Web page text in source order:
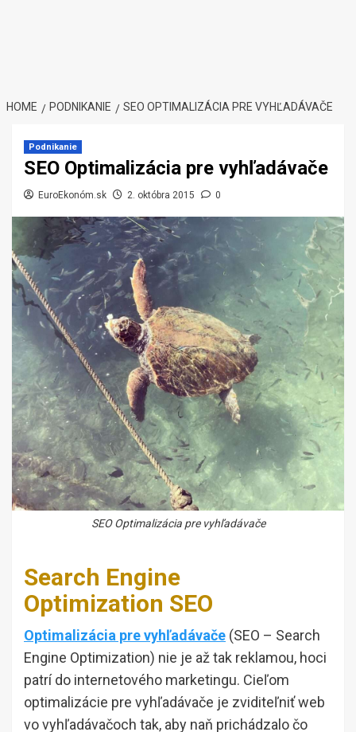
HOME PODNIKANIE SEO OPTIMALIZÁCIA PRE VYHĽADÁVAČE
Podnikanie
SEO Optimalizácia pre vyhľadávače
EuroEkonóm.sk 2. októbra 2015 0
SEO Optimalizácia pre vyhľadávače
Search Engine
Optimization SEO
Optimalizácia pre vyhľadávače (SEO – Search
Engine Optimization) nie je až tak reklamou, hoci
patrí do internetového marketingu. Cieľom
optimalizácie pre vyhľadávače je zviditeľniť web
vo vyhľadávačoch tak, aby naň prichádzalo čo